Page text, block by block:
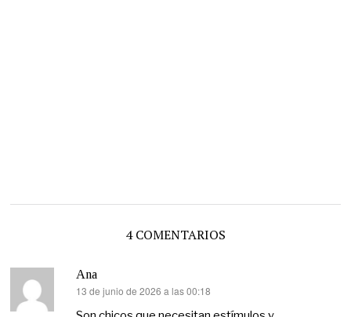
4 COMENTARIOS
Ana
dice:
13 de junio de 2026 a las 00:18